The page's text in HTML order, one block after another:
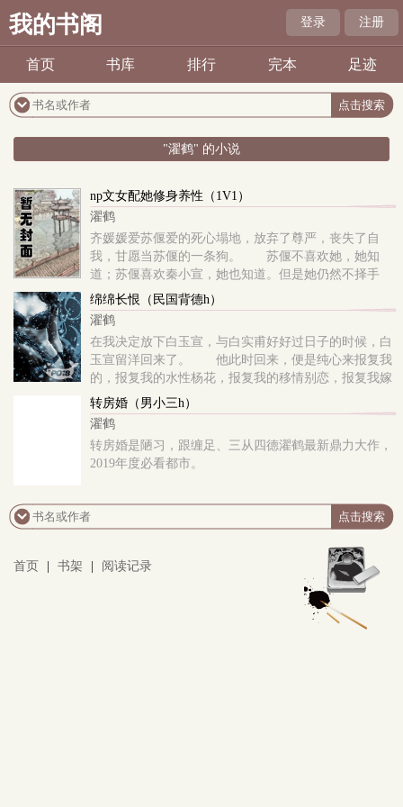
我的书阁 登录 注册
首页 书库 排行 完本 足迹
"濯鹤" 的小说
np文女配她修身养性（1V1）
濯鹤
齐媛媛爱苏偃爱的死心塌地，放弃了尊严，丧失了自
我，甘愿当苏偃的一条狗。 苏偃不喜欢她，她知
道；苏偃喜欢秦小宣，她也知道。但是她仍然不择手
段、不顾一切地爱着苏偃。 直到有一天，在她出卖
自己的尊
绵绵长恨（民国背德h）
濯鹤
在我决定放下白玉宣，与白实甫好好过日子的时候，白
玉宣留洋回来了。 他此时回来，便是纯心来报复我
的，报复我的水性杨花，报复我的移情别恋，报复我嫁
给了他的哥哥，从此与他一别两宽、有缘无分。 白
玉宣*林淮安 半强制半推半就 狗血俗套强制
爱，改文重发 欢迎来吃一口背德嫂子文学。
转房婚（男小三h）
濯鹤
转房婚是陋习，跟缠足、三从四德濯鹤最新鼎力大作，
2019年度必看都市。
首页 书架 阅读记录